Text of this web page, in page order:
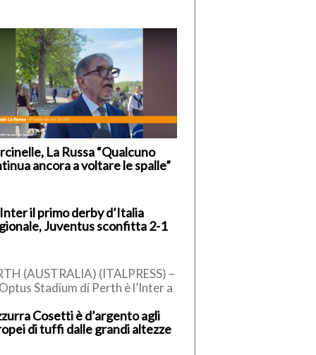
La Russa “Qualcuno
ancora a voltare le spalle”
il primo derby d’Italia
Juventus sconfitta 2-1
(AUSTRALIA) (ITALPRESS) –
Stadium di Perth è l’Inter a
Nell’amichevole
[…]
Cosetti è d’argento agli
di tuffi dalle grandi altezze